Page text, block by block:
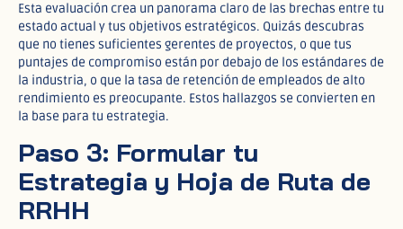
Esta evaluación crea un panorama claro de las brechas entre tu
estado actual y tus objetivos estratégicos. Quizás descubras
que no tienes suficientes gerentes de proyectos, o que tus
puntajes de compromiso están por debajo de los estándares de
la industria, o que la tasa de retención de empleados de alto
rendimiento es preocupante. Estos hallazgos se convierten en
la base para tu estrategia.
Paso 3: Formular tu
Estrategia y Hoja de Ruta de
RRHH